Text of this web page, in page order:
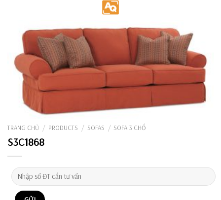
TRANG CHỦ / PRODUCTS / SOFAS / SOFA 3 CHỔ
S3C1868